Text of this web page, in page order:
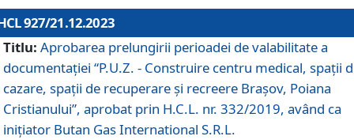
927/21.12.2023
Titlu: Aprobarea prelungirii perioadei de valabilitate a
documentaţiei “P.U.Z. - Construire centru medical, spații
cazare, spații de recuperare și recreere Brașov, Poiana
Cristianului”, aprobat prin H.C.L. nr. 332/2019, având ca
inițiator Butan Gas International S.R.L.